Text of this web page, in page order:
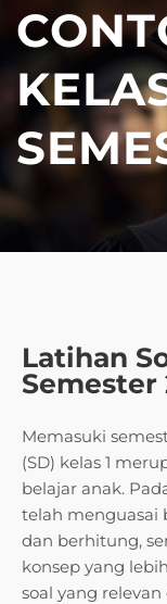
Latihan
Semester
Memasuki
(SD) kelas 1
belajar anak.
telah menguasai
dan berhitung,
konsep yang
soal yang